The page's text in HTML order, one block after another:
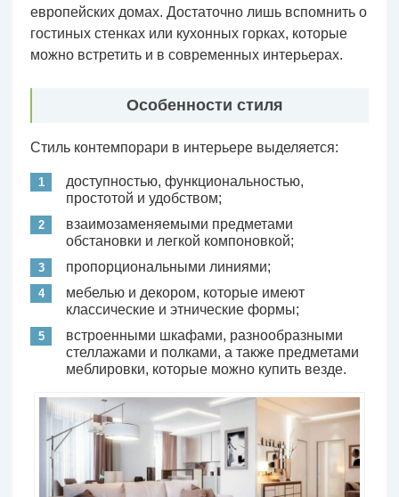
европейских домах. Достаточно лишь вспомнить о
гостиных стенках или кухонных горках, которые
можно встретить и в современных интерьерах.
Особенности стиля
Стиль контемпорари в интерьере выделяется:
доступностью, функциональностью,
простотой и удобством;
взаимозаменяемыми предметами
обстановки и легкой компоновкой;
пропорциональными линиями;
мебелью и декором, которые имеют
классические и этнические формы;
встроенными шкафами, разнообразными
стеллажами и полками, а также предметами
меблировки, которые можно купить везде.